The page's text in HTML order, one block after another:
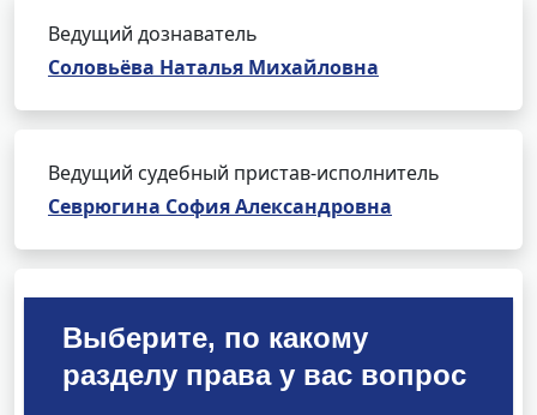
Ведущий дознаватель
Соловьёва Наталья Михайловна
Ведущий судебный пристав-исполнитель
Севрюгина София Александровна